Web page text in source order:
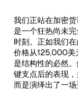
我们正站在加密
是一个狂热尚未
时刻。正如我们
价格从125,000美
是结构性的必然
键支点后的表现
而是演绎出了一场